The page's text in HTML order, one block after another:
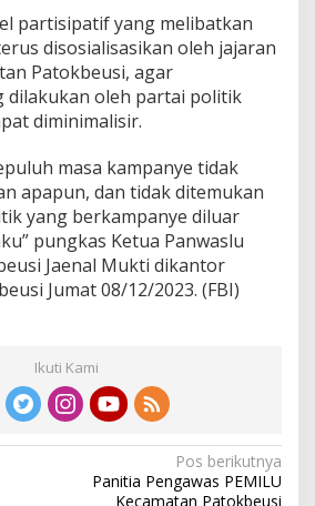
c
u
l
n
partisipatif yang melibatkan
disosialisasikan oleh jajaran
Patokbeusi, agar
dilakukan oleh partai politik
diminimalisir.
masa kampanye tidak
apapun, dan tidak ditemukan
yang berkampanye diluar
pungkas Ketua Panwaslu
Jaenal Mukti dikantor
Jumat 08/12/2023. (FBI)
Ikuti Kami
Pos berikutnya
Panitia Pengawas PEMILU
Kecamatan Patokbeusi